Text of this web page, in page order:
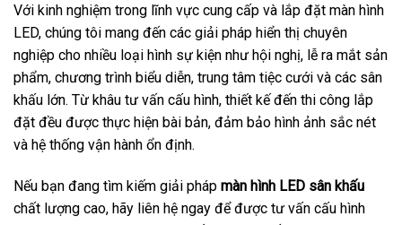
Với kinh nghiệm trong lĩnh vực cung cấp và lắp đặt màn hình
LED, chúng tôi mang đến các giải pháp hiển thị chuyên
nghiệp cho nhiều loại hình sự kiện như hội nghị, lễ ra mắt sản
phẩm, chương trình biểu diễn, trung tâm tiệc cưới và các sân
khấu lớn. Từ khâu tư vấn cấu hình, thiết kế đến thi công lắp
đặt đều được thực hiện bài bản, đảm bảo hình ảnh sắc nét
và hệ thống vận hành ổn định.
Nếu bạn đang tìm kiếm giải pháp màn hình LED sân khấu
chất lượng cao, hãy liên hệ ngay để được tư vấn cấu hình